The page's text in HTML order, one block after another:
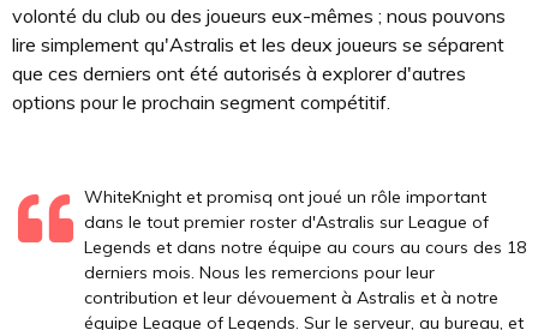
volonté du club ou des joueurs eux-mêmes ; nous pouvons
lire simplement qu'Astralis et les deux joueurs se séparent
que ces derniers ont été autorisés à explorer d'autres
options pour le prochain segment compétitif.
WhiteKnight et promisq ont joué un rôle important
dans le tout premier roster d'Astralis sur League of
Legends et dans notre équipe au cours au cours des 18
derniers mois. Nous les remercions pour leur
contribution et leur dévouement à Astralis et à notre
équipe League of Legends. Sur le serveur, au bureau, et